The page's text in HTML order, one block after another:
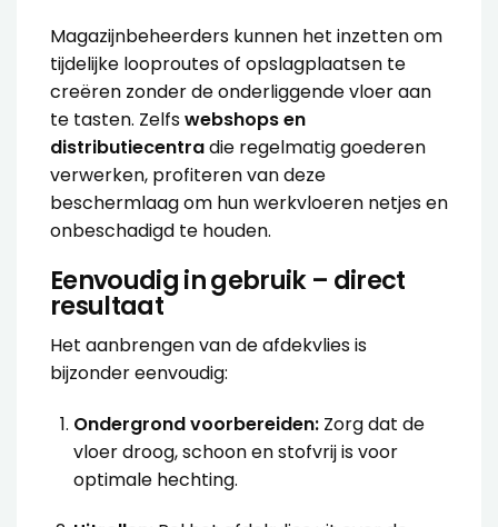
Magazijnbeheerders kunnen het inzetten om
tijdelijke looproutes of opslagplaatsen te
creëren zonder de onderliggende vloer aan
te tasten. Zelfswebshops en
distributiecentradie regelmatig goederen
verwerken, profiteren van deze
beschermlaag om hun werkvloeren netjes en
onbeschadigd te houden.
Eenvoudig in gebruik – direct
resultaat
Het aanbrengen van de afdekvlies is
bijzonder eenvoudig:
Ondergrond voorbereiden:Zorg dat de
vloer droog, schoon en stofvrij is voor
optimale hechting.